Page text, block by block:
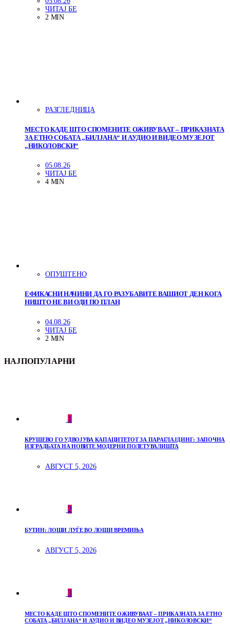
ЧИТАЈ БЕ
2 MIN
РАЗГЛЕДНИЦА
МЕСТО КАДЕ ШТО СПОМЕНИТЕ ОЖИВУВААТ – ПРИКАЗНАТА
ЗА ЕТНО СОБАТА „БИЛЈАНА“ И АУДИО И ВИДЕО МУЗЕЈОТ
„НИКОЛОВСКИ“
05.08.26
ЧИТАЈ БЕ
4 MIN
ОПУШТЕНО
ЕФИКАСНИ НАЧИНИ ДА ГО РАЗУБАВИТЕ ВАШИОТ ДЕН КОГА
НИШТО НЕ ВИ ОДИ ПО ПЛАН
04.08.26
ЧИТАЈ БЕ
2 MIN
НАЈПОПУЛАРНИ
1
КРУШЕВО ГО УДВОЈУВА КАПАЦИТЕТОТ ЗА ПАРАГЛАЈДИНГ: ЗАПОЧНА
ИЗГРАДБАТА НА НОВИТЕ МОДЕРНИ ПОЛЕТУВАЛИШТА
АВГУСТ 5, 2026
2
БУТИН: ЛОШИ ЛУЃЕ ВО ЛОШИ ВРЕМИЊА
АВГУСТ 5, 2026
3
МЕСТО КАДЕ ШТО СПОМЕНИТЕ ОЖИВУВААТ – ПРИКАЗНАТА ЗА ЕТНО
СОБАТА „БИЛЈАНА“ И АУДИО И ВИДЕО МУЗЕЈОТ „НИКОЛОВСКИ“